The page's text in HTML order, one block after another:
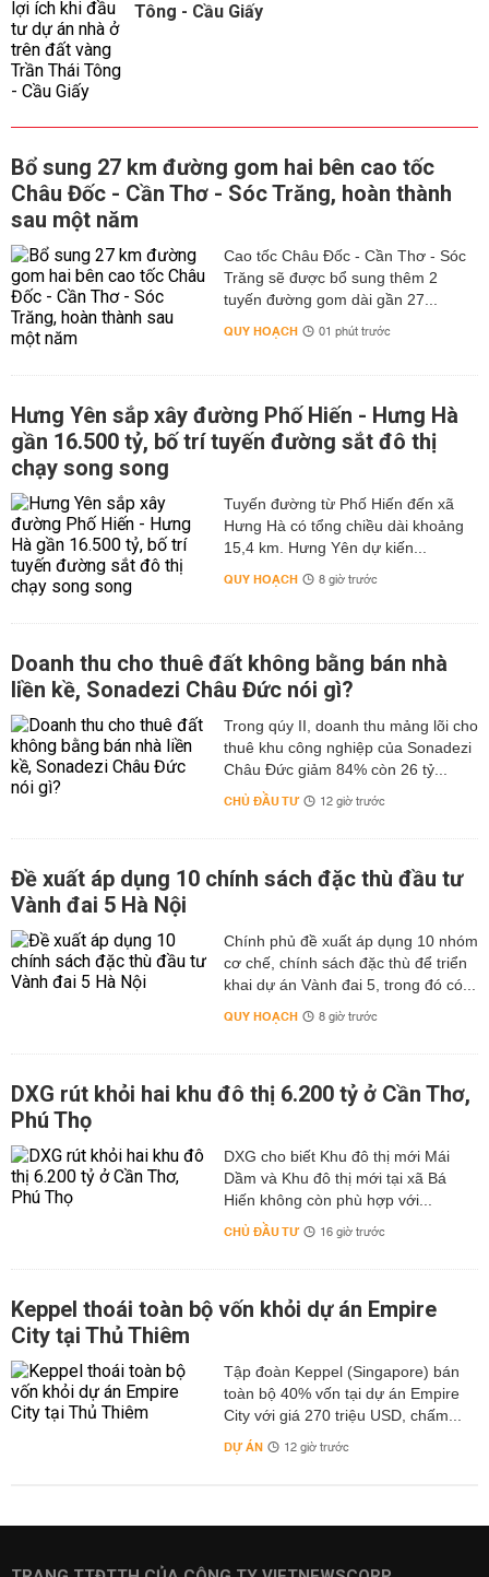
Tông - Cầu Giấy
Bổ sung 27 km đường gom hai bên cao tốc
Châu Đốc - Cần Thơ - Sóc Trăng, hoàn thành
sau một năm
Cao tốc Châu Đốc - Cần Thơ - Sóc
Trăng sẽ được bổ sung thêm 2
tuyến đường gom dài gần 27...
QUY HOẠCH 01 phút trước
Hưng Yên sắp xây đường Phố Hiến - Hưng Hà
gần 16.500 tỷ, bố trí tuyến đường sắt đô thị
chạy song song
Tuyến đường từ Phố Hiến đến xã
Hưng Hà có tổng chiều dài khoảng
15,4 km. Hưng Yên dự kiến...
QUY HOẠCH 8 giờ trước
Doanh thu cho thuê đất không bằng bán nhà
liền kề, Sonadezi Châu Đức nói gì?
Trong qúy II, doanh thu mảng lõi cho
thuê khu công nghiệp của Sonadezi
Châu Đức giảm 84% còn 26 tỷ...
CHỦ ĐẦU TƯ 12 giờ trước
Đề xuất áp dụng 10 chính sách đặc thù đầu tư
Vành đai 5 Hà Nội
Chính phủ đề xuất áp dụng 10 nhóm
cơ chế, chính sách đặc thù để triển
khai dự án Vành đai 5, trong đó có...
QUY HOẠCH 8 giờ trước
DXG rút khỏi hai khu đô thị 6.200 tỷ ở Cần Thơ,
Phú Thọ
DXG cho biết Khu đô thị mới Mái
Dầm và Khu đô thị mới tại xã Bá
Hiến không còn phù hợp với...
CHỦ ĐẦU TƯ 16 giờ trước
Keppel thoái toàn bộ vốn khỏi dự án Empire
City tại Thủ Thiêm
Tập đoàn Keppel (Singapore) bán
toàn bộ 40% vốn tại dự án Empire
City với giá 270 triệu USD, chấm...
DỰ ÁN 12 giờ trước